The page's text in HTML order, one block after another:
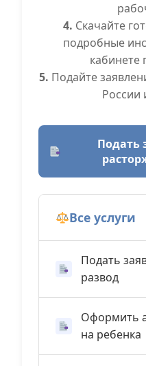
4. Скачайте
подробные
кабинете
5. Подайте
России
Подать
Все услуги
Подать
развод
Оформить
на ребенка